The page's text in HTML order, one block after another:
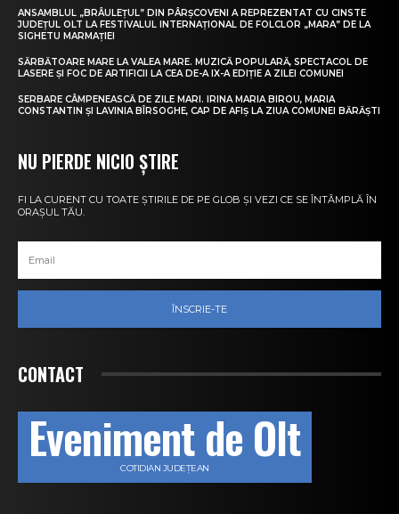
ANSAMBLUL „BRÂULEȚUL” DIN PÂRȘCOVENI A REPREZENTAT CU CINSTE
JUDEȚUL OLT LA FESTIVALUL INTERNAȚIONAL DE FOLCLOR „MARA” DE LA
SIGHETU MARMAȚIEI
SĂRBĂTOARE MARE LA VALEA MARE. MUZICĂ POPULARĂ, SPECTACOL DE
LASERE ȘI FOC DE ARTIFICII LA CEA DE-A IX-A EDIȚIE A ZILEI COMUNEI
SERBARE CÂMPENEASCĂ DE ZILE MARI. IRINA MARIA BIROU, MARIA
CONSTANTIN ȘI LAVINIA BÎRSOGHE, CAP DE AFIȘ LA ZIUA COMUNEI BĂRĂȘTI
NU PIERDE NICIO ȘTIRE
FI LA CURENT CU TOATE ȘTIRILE DE PE GLOB ȘI VEZI CE SE ÎNTÂMPLĂ ÎN
ORAȘUL TĂU.
ÎNSCRIE-TE
CONTACT
Eveniment de Olt
COTIDIAN JUDEȚEAN